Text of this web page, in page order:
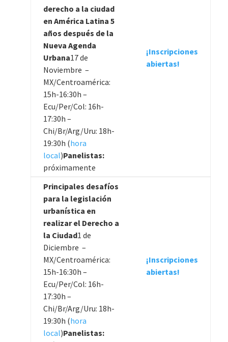
derecho a la ciudad
en América Latina 5
años después de la
Nueva Agenda
Urbana17 de
Noviembre –
MX/Centroamérica:
15h-16:30h –
Ecu/Per/Col: 16h-
17:30h –
Chi/Br/Arg/Uru: 18h-
19:30h (hora
local)Panelistas:
próximamente
¡Inscripciones
abiertas!
Principales desafíos
para la legislación
urbanística en
realizar el Derecho a
la Ciudad1 de
Diciembre –
MX/Centroamérica:
15h-16:30h –
Ecu/Per/Col: 16h-
17:30h –
Chi/Br/Arg/Uru: 18h-
19:30h (hora
local)Panelistas:
¡Inscripciones
abiertas!